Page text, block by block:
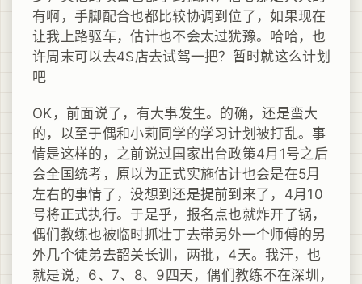
有啊，手脚配合也都比较协调到位了，如果现在
让我上路驱车，估计也不会太过犹豫。哈哈，也
许周末可以去4S店去试驾一把？暂时就这么计划
吧
OK，前面说了，有大事发生。的确，还是蛮大
的，以至于偶和小莉同学的学习计划被打乱。事
情是这样的，之前说过国家出台政策4月1号之后
会全国统考，原以为正式实施估计也会是在5月
左右的事情了，没想到还是提前到来了，4月10
号将正式执行。于是乎，报名点也就炸开了锅，
偶们教练也被临时抓壮丁去带另外一个师傅的另
外几个徒弟去韶关长训，两批，4天。我汗，也
就是说，6、7、8、9四天，偶们教练不在深圳，